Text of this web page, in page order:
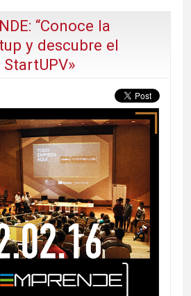
“Conoce la
y descubre el